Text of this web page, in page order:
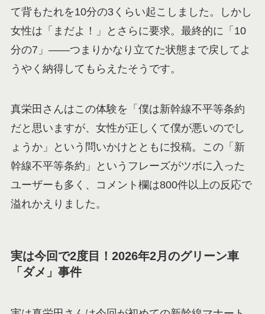
て背もたれを10分の3くらい起こしました。しかし
女性は「まだよ！」とさらに要求。最終的に「10
分の7」——つまりかなり立てた状態まで戻してよ
うやく納得してもらえたそうです。
真栄田さんはこの体験を「僕は新幹線不平等条約
だと思いますが、女性が正しくて僕が悪いのでし
ょうか」という問いかけとともに投稿。この「新
幹線不平等条約」というフレーズがツボに入った
ユーザーも多く、コメント欄は800件以上の反応で
溢れかえりました。
実は今回で2度目！2026年2月のグリーン車
「ダメ」事件